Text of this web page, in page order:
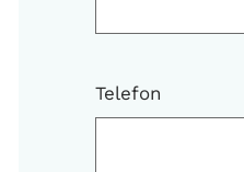
Telefon